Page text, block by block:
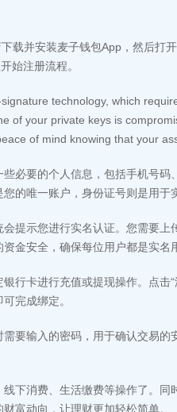
载并安装麦子钱包App，然后打
始注册流程。
technology, which
of your private keys is
of mind knowing that your
必要的个人信息，包括手机号码
的唯一账户，身份证号则是用于
提示您进行实名认证。您需要上
金安全，确保每位用户都是实名
行卡进行充值或提现操作。点击
完成绑定。
要输入的密码，用于确认交易的
下消费、生活缴费等操作了。同
富动向，让理财更加轻松简单。